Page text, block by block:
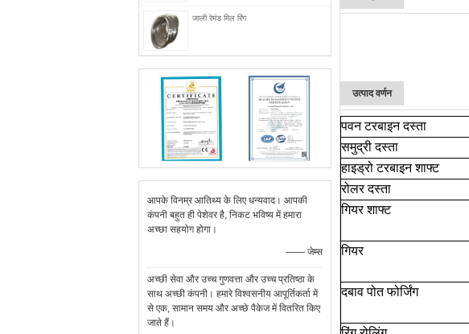
जाली रेमंड मिल रिंग
आपके विनम्र आतिथ्य के लिए धन्यवाद। आपकी
कंपनी बहुत ही पेशेवर है, निकट भविष्य में हमारा
अच्छा सहयोग होगा।
—— जेम्स
अच्छी सेवा और उच्च गुणवत्ता और उच्च प्रतिष्ठा के
साथ अच्छी कंपनी। हमारे विश्वसनीय आपूर्तिकर्ता में
से एक, सामान समय और अच्छे पैकेज में वितरित किए
जाते हैं।
उत्पाद वर्णन
पवन टरबाइन दस्ता
समुद्री दस्ता
हाइड्रो टरबाइन शाफ्ट
रोलर दस्ता
गियर शाफ्ट
गियर
दबाव पोत फोर्जिंग